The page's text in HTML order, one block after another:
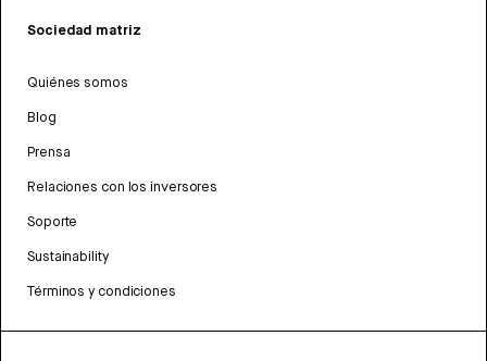
Sociedad matriz
Quiénes somos
Blog
Prensa
Relaciones con los inversores
Soporte
Sustainability
Términos y condiciones